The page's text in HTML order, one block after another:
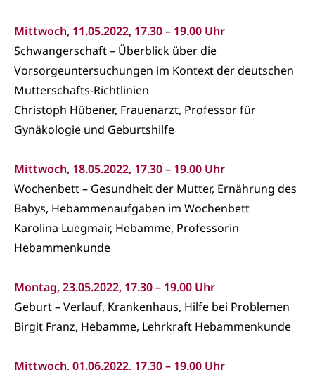
Mittwoch, 11.05.2022, 17.30 – 19.00 Uhr
Schwangerschaft – Überblick über die
Vorsorgeuntersuchungen im Kontext der deutschen
Mutterschafts-Richtlinien
Christoph Hübener, Frauenarzt, Professor für
Gynäkologie und Geburtshilfe
Mittwoch, 18.05.2022, 17.30 – 19.00 Uhr
Wochenbett – Gesundheit der Mutter, Ernährung des
Babys, Hebammenaufgaben im Wochenbett
Karolina Luegmair, Hebamme, Professorin
Hebammenkunde
Montag, 23.05.2022, 17.30 – 19.00 Uhr
Geburt – Verlauf, Krankenhaus, Hilfe bei Problemen
Birgit Franz, Hebamme, Lehrkraft Hebammenkunde
Mittwoch, 01.06.2022, 17.30 – 19.00 Uhr